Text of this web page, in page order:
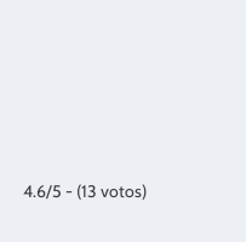
4.6/5 - (13 votos)